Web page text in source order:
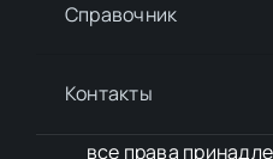
Справочник
Контакты
все права